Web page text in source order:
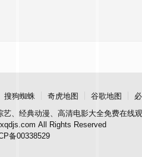
搜狗蜘蛛 奇虎地图 谷歌地图
艺、经典动漫、高清电影大全免费在线
All Rights Reserved
备00338529